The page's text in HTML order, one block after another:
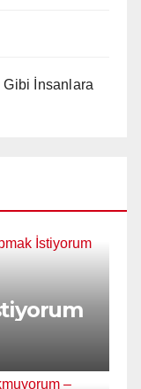
Gibi İnsanlara